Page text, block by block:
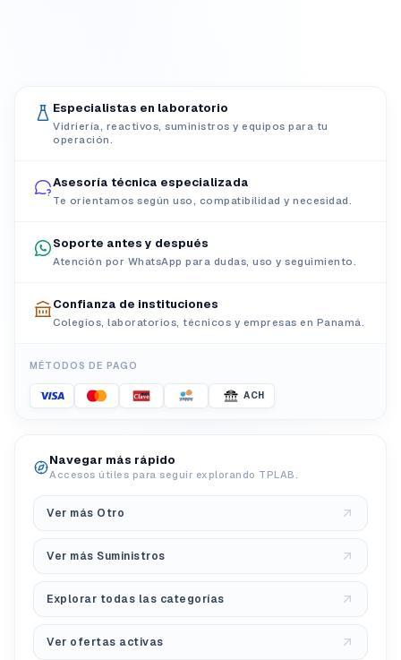
Especialistas en laboratorio
Vidriería, reactivos, suministros y equipos para tu
operación.
Asesoría técnica especializada
Te orientamos según uso, compatibilidad y necesidad.
Soporte antes y después
Atención por WhatsApp para dudas, uso y seguimiento.
Confianza de instituciones
Colegios, laboratorios, técnicos y empresas en Panamá.
MÉTODOS DE PAGO
ACH
Navegar más rápido
Accesos útiles para seguir explorando TPLAB.
Ver más Otro
Ver más Suministros
Explorar todas las categorías
Ver ofertas activas